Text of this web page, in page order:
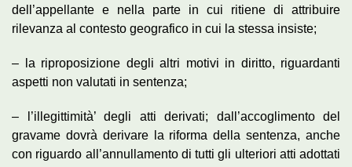
dell’appellante e nella parte in cui ritiene di attribuire
rilevanza al contesto geografico in cui la stessa insiste;
– la riproposizione degli altri motivi in diritto, riguardanti
aspetti non valutati in sentenza;
– l’illegittimità’ degli atti derivati; dall’accoglimento del
gravame dovrà derivare la riforma della sentenza, anche
con riguardo all’annullamento di tutti gli ulteriori atti adottati